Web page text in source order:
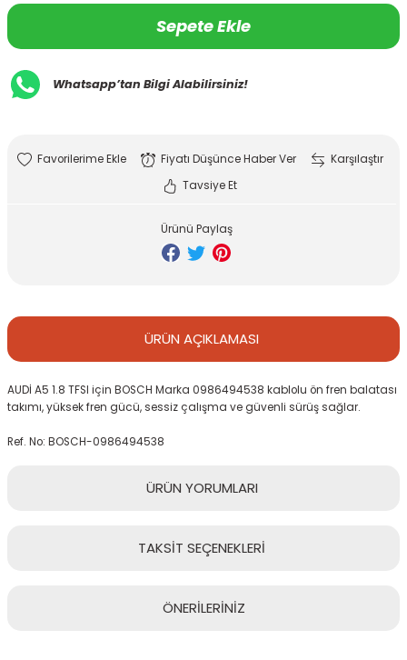
Sepete Ekle
Whatsapp’tan Bilgi Alabilirsiniz!
Fiyatı Düşünce Haber Ver
Karşılaştır
Tavsiye Et
Ürünü Paylaş
ÜRÜN AÇIKLAMASI
AUDİ A5 1.8 TFSI için BOSCH Marka 0986494538 kablolu ön fren balatası
takımı, yüksek fren gücü, sessiz çalışma ve güvenli sürüş sağlar.
Ref. No: BOSCH-0986494538
ÜRÜN YORUMLARI
TAKSİT SEÇENEKLERİ
ÖNERİLERİNİZ